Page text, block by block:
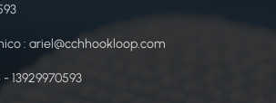
: ariel@cchhookloop.com
13929970593